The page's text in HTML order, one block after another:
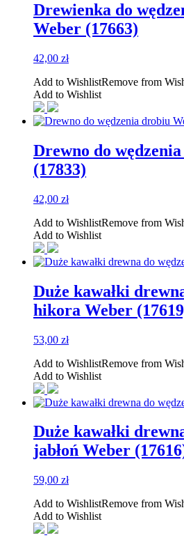
Drewienka do
Weber (17663)
42,00 zł
Add to WishlistRemove from
Add to Wishlist
Drewno do
(17833)
42,00 zł
Add to WishlistRemove from
Add to Wishlist
Duże kawałki
hikora Weber
53,00 zł
Add to WishlistRemove from
Add to Wishlist
Duże kawałki
jabłoń Weber
59,00 zł
Add to WishlistRemove from
Add to Wishlist